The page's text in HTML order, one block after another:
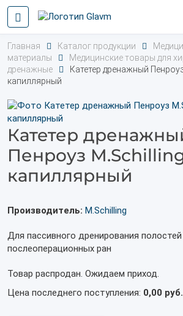
Главная Каталог продукции
материалы
Медицинские товары для
дренажные
Катетер дренажный
капиллярный
Катетер
Пенроуз
капиллярный
Производитель: M.Schilling
Для пассивного дренирования полостей
послеоперационных ран
Товар распродан. Ожидаем приход.
Цена последнего поступления: 0,00 руб.